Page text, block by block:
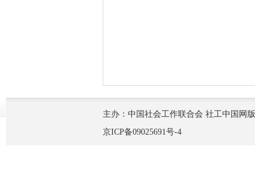
主办：中国社会工作联合会 社工中国网
京ICP备09025691号-4